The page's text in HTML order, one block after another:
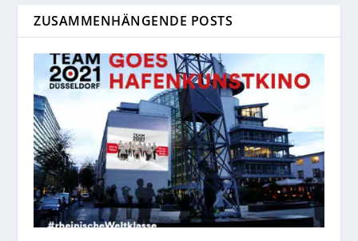
ZUSAMMENHÄNGENDE POSTS